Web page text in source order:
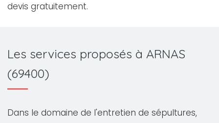
devis gratuitement.
Les services proposés à ARNAS
(69400)
Dans le domaine de l'entretien de sépultures,